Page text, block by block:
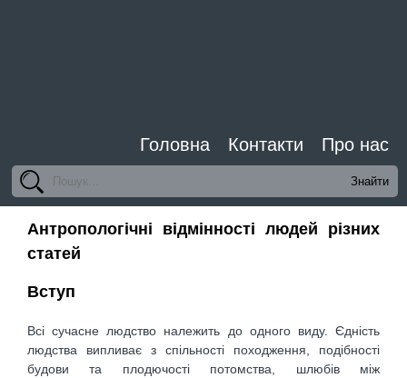
Головна Контакти Про нас
Антропологічні відмінності людей різних
статей
Вступ
Всі сучасне людство належить до одного виду. Єдність
людства випливає з спільності походження, подібності
будови та плодючості потомства, шлюбів між